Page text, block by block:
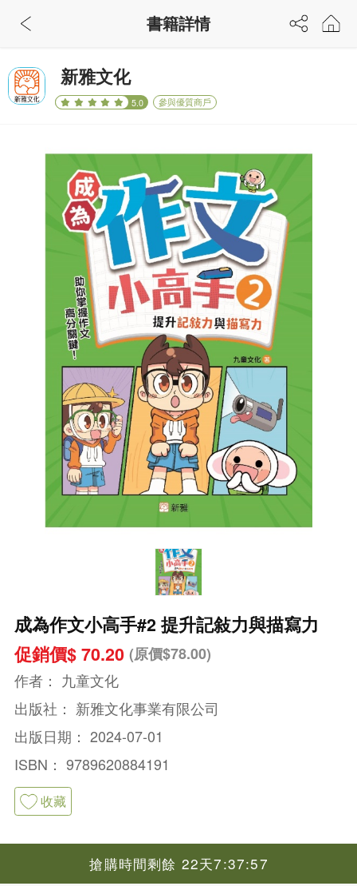
新雅文化
5.0 參與優質商戶
成為作文小高手#2 提升記敍力與描寫力
促銷價$ 70.20 (原價$78.00)
作者： 九童文化
出版社： 新雅文化事業有限公司
出版日期： 2024-07-01
ISBN： 9789620884191
收藏
搶購時間剩餘 22天7:37:57
書籍詳情